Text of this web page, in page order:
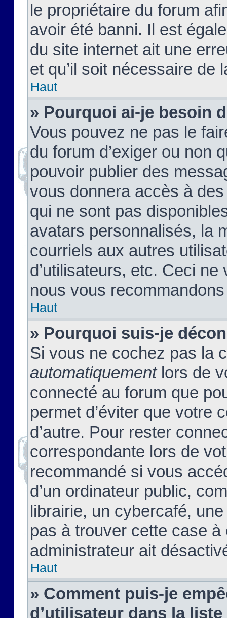
le propriétaire du forum
avoir été banni. Il est
du site internet ait une
et qu’il soit nécessaire de
Haut
» Pourquoi ai-je besoin
Vous pouvez ne pas le
du forum d’exiger ou non
pouvoir publier des
vous donnera accès à
qui ne sont pas
avatars personnalisés, la
courriels aux autres
d’utilisateurs, etc. Ceci
nous vous
Haut
» Pourquoi suis-je
Si vous ne cochez pas la
automatiquementlors de
connecté au forum que
permet d’éviter que votre
d’autre. Pour rester
correspondante lors de
recommandé si vous
d’un ordinateur public,
librairie, un cybercafé,
pas à trouver cette case à
administrateur ait
Haut
» Comment puis-je
d’utilisateur dans la